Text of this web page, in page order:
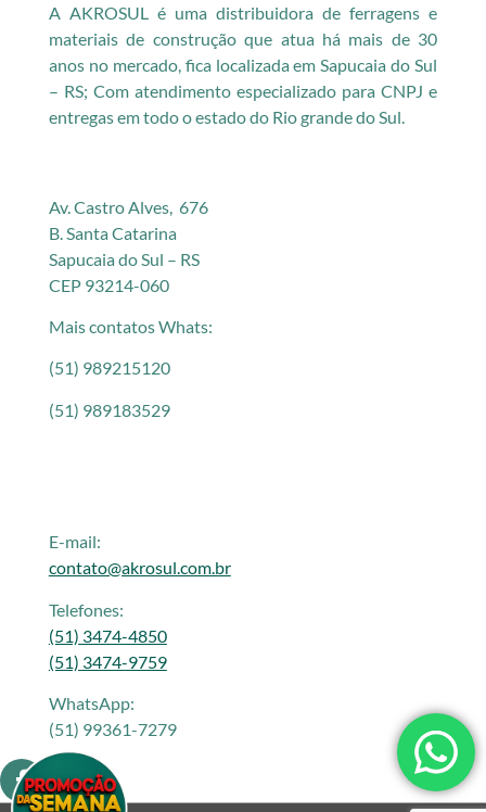
A AKROSUL é uma distribuidora de ferragens e
materiais de construção que atua há mais de 30
anos no mercado, fica localizada em Sapucaia do Sul
– RS; Com atendimento especializado para CNPJ e
entregas em todo o estado do Rio grande do Sul.
Av. Castro Alves, 676
B. Santa Catarina
Sapucaia do Sul – RS
CEP 93214-060
Mais contatos Whats:
(51) 989215120
(51) 989183529
E-mail:
contato@akrosul.com.br
Telefones:
(51) 3474-4850
(51) 3474-9759
WhatsApp:
(51) 99361-7279